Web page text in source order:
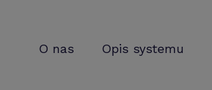
O nas Opis systemu